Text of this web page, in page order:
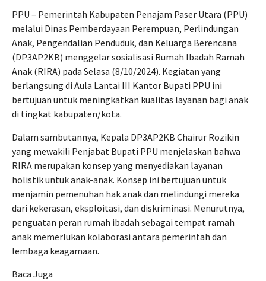
PPU – Pemerintah Kabupaten Penajam Paser Utara (PPU)
melalui Dinas Pemberdayaan Perempuan, Perlindungan
Anak, Pengendalian Penduduk, dan Keluarga Berencana
(DP3AP2KB) menggelar sosialisasi Rumah Ibadah Ramah
Anak (RIRA) pada Selasa (8/10/2024). Kegiatan yang
berlangsung di Aula Lantai III Kantor Bupati PPU ini
bertujuan untuk meningkatkan kualitas layanan bagi anak
di tingkat kabupaten/kota.
Dalam sambutannya, Kepala DP3AP2KB Chairur Rozikin
yang mewakili Penjabat Bupati PPU menjelaskan bahwa
RIRA merupakan konsep yang menyediakan layanan
holistik untuk anak-anak. Konsep ini bertujuan untuk
menjamin pemenuhan hak anak dan melindungi mereka
dari kekerasan, eksploitasi, dan diskriminasi. Menurutnya,
penguatan peran rumah ibadah sebagai tempat ramah
anak memerlukan kolaborasi antara pemerintah dan
lembaga keagamaan.
Baca Juga